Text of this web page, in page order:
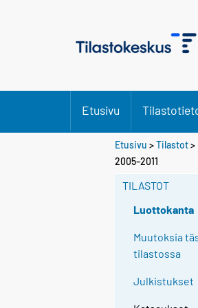
Etusivu
Etusivu >Tilastot>
2005–2011
TILASTOT
Luottokanta
Muutoksia
tilastossa
Julkistukset